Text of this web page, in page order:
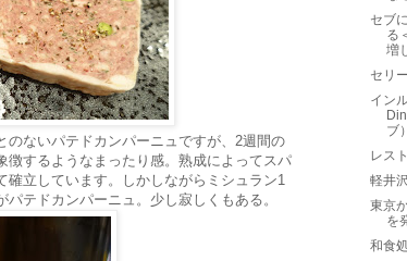
のないパテドカンパーニュですが、2週間の
するようなまったり感。熟成によってスパ
立しています。しかしながらミシュラン1
テドカンパーニュ。少し寂しくもある。
セブ
る
増
セリ
イン
ブ
レス
軽井
東京
を
和食